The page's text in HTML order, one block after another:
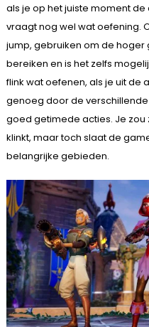
als je op het juiste moment
vraagt nog wel wat oefening.
jump, gebruiken om de hoger
bereiken en is het zelfs
flink wat oefenen, als je uit de
genoeg door de
goed getimede acties. Je
klinkt, maar toch slaat de
belangrijke gebieden.